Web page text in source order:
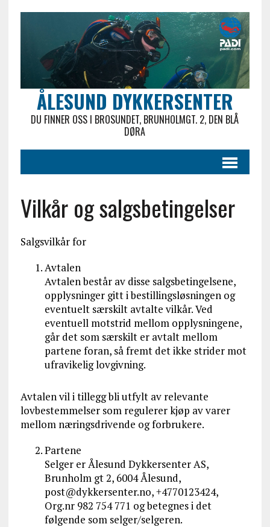
ÅLESUND DYKKERSENTER
DU FINNER OSS I BROSUNDET, BRUNHOLMGT. 2, DEN BLÅ
DØRA
Vilkår og salgsbetingelser
Salgsvilkår for
Avtalen
Avtalen består av disse salgsbetingelsene,
opplysninger gitt i bestillingsløsningen og
eventuelt særskilt avtalte vilkår. Ved
eventuell motstrid mellom opplysningene,
går det som særskilt er avtalt mellom
partene foran, så fremt det ikke strider mot
ufravikelig lovgivning.
Avtalen vil i tillegg bli utfylt av relevante
lovbestemmelser som regulerer kjøp av varer
mellom næringsdrivende og forbrukere.
Partene
Selger er Ålesund Dykkersenter AS,
Brunholm gt 2, 6004 Ålesund,
post@dykkersenter.no, +4770123424,
Org.nr 982 754 771 og betegnes i det
følgende som selger/selgeren.